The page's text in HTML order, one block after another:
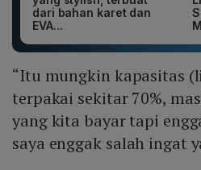
dari bahan karet dan
EVA...
“Itu mungkin kapasitas
terpakai sekitar 70%,
yang kita bayar tapi
saya enggak salah ingat